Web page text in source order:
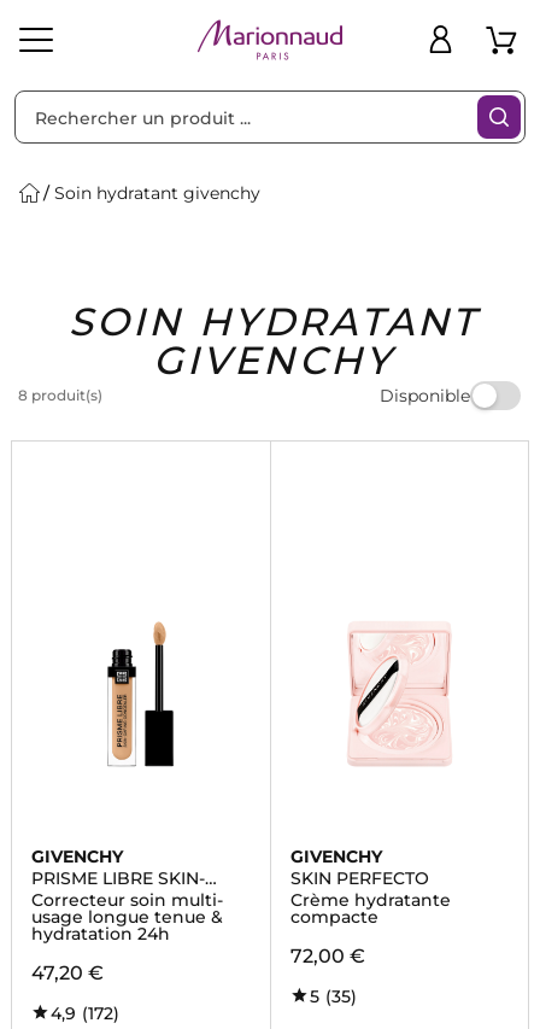
Solaire Homme Marques Idées
Cadeaux
Bons
Plans
Soin hydratant givenchy
SOIN HYDRATANT
GIVENCHY
8 produit(s) Disponible
Filtres
GIVENCHY
PRISME LIBRE SKIN-
CARING CONCEALER
Correcteur soin multi-
usage longue tenue &
hydratation 24h
47,20 €
4,9 (172)
GIVENCHY
SKIN PERFECTO
Crème hydratante
compacte
72,00 €
5 (35)